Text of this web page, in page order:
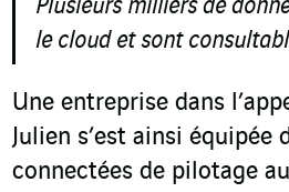
Plusieurs milliers de
le cloud et sont
Une entreprise dans
Julien s’est ainsi équipée
connectées de pilotage